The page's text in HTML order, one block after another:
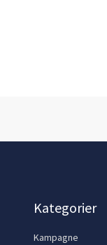
Kategorier
Kampagne